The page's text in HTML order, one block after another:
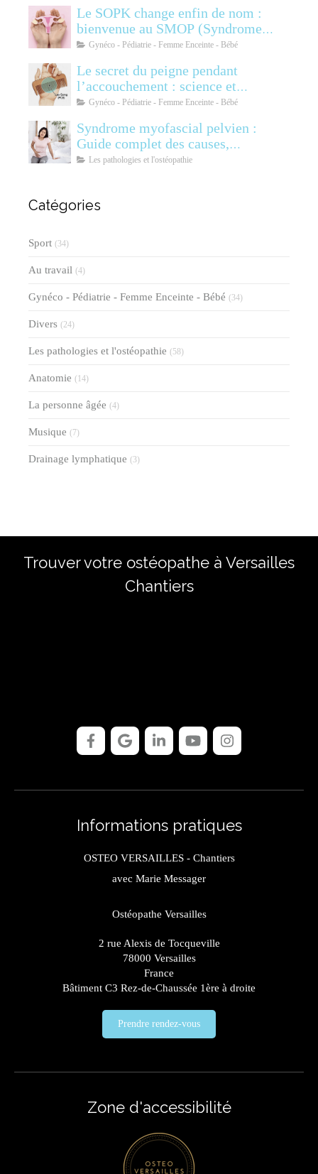
Le SOPK change enfin de nom :
bienvenue au SMOP (Syndrome
Métabolique Ovarien
Gynéco - Pédiatrie - Femme Enceinte - Bébé
Le secret du peigne pendant
l’accouchement : science et
soulagement
Gynéco - Pédiatrie - Femme Enceinte - Bébé
Syndrome myofascial pelvien :
Guide complet des causes,
symptômes, diagnostic et
Les pathologies et l'ostéopathie
Catégories
Sport (34)
Au travail (4)
Gynéco - Pédiatrie - Femme Enceinte - Bébé (34)
Divers (24)
Les pathologies et l'ostéopathie (58)
Anatomie (14)
La personne âgée (4)
Musique (7)
Drainage lymphatique (3)
Trouver votre ostéopathe à Versailles
Chantiers
Informations pratiques
OSTEO VERSAILLES - Chantiers
avec Marie Messager
Ostéopathe Versailles
2 rue Alexis de Tocqueville
78000 Versailles
France
Bâtiment C3 Rez-de-Chaussée 1ère à droite
Prendre rendez-vous
Zone d'accessibilité